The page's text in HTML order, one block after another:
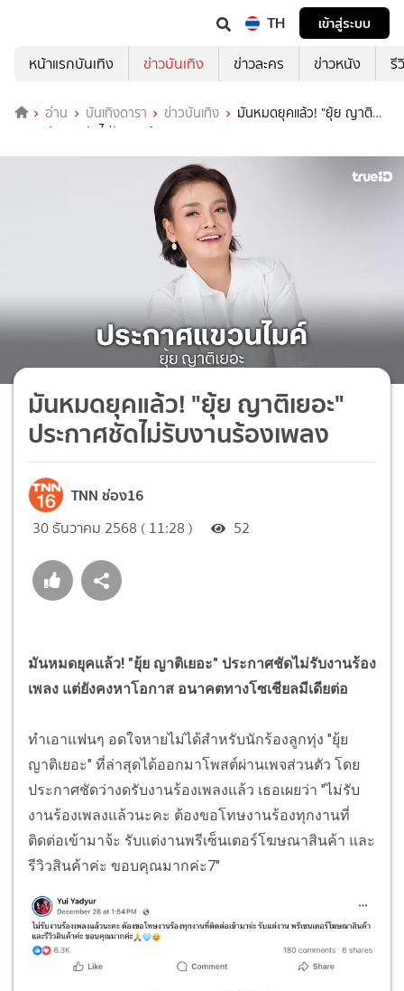
TH
เข้าสู่ระบบ
หน้าแรกบันเทิง
ข่าวบันเทิง ข่าวละคร ข่าวหนัง รี
อ่าน บันเทิงดารา ข่าวบันเทิง
มันหมดยุคแล้ว! "ยุ้ย ญาติ
เยอะ" ประกาศชัดไม่รับงานร้องเพลง
มันหมดยุคแล้ว! "ยุ้ย ญาติเยอะ"
ประกาศชัดไม่รับงานร้องเพลง
TNN ช่อง16
30 ธันวาคม 2568 ( 11:28 ) 52
มันหมดยุคแล้ว! "ยุ้ย ญาติเยอะ" ประกาศชัดไม่รับงานร้อง
เพลง แต่ยังคงหาโอกาส อนาคตทางโซเชียลมีเดียต่อ
ทำเอาแฟนๆ อดใจหายไม่ได้สำหรับนักร้องลูกทุ่ง "ยุ้ย
ญาติเยอะ" ที่ล่าสุดได้ออกมาโพสต์ผ่านเพจส่วนตัว โดย
ประกาศชัดว่างดรับงานร้องเพลงแล้ว เธอเผยว่า "ไม่รับ
งานร้องเพลงแล้วนะคะ ต้องขอโทษงานร้องทุกงานที่
ติดต่อเข้ามาจ้ะ รับแต่งานพรีเซ็นเตอร์โฆษณาสินค้า และ
รีวิวสินค้าค่ะ ขอบคุณมากค่ะ7"